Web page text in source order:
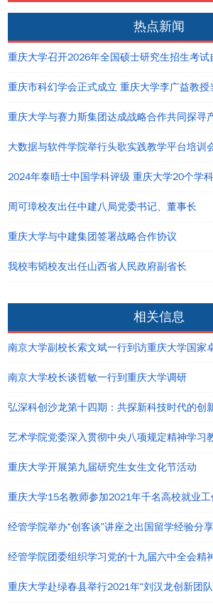
热点新闻
重庆大学召开2026年全国硕士研究生招生考试
重庆市科幻学会正式成立 重庆大学李广益教授
重庆大学与赛力斯集团达成战略合作共同探寻
大数据与软件学院举行头歌实践教学平台培训
2024年泰晤士中国学科评级 重庆大学20个学
周可璋校友出任中建八局党委书记、董事长
重庆大学与中建集团签署战略合作协议
我校韦韬校友出任山西省人民政府副省长
相关信息
南京大学副校长索文斌一行到访重庆大学国家
南京大学校长谈哲敏一行到重庆大学调研
弘深科创沙龙第十四期：共探新科技时代的创
艺术学院党委深入贯彻中央八项规定精神学习
重庆大学开展第九届研究生女生文化节活动
重庆大学15名教师参加2021年千名高校就业工
经管学院举办“创客谈”讲座之出国留学经验分享
经管学院团委组织学习党的十九届六中全会精